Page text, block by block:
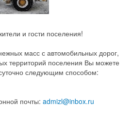
и гости поселения!
масс с автомобильных дорог,
территорий поселения Вы можете
следующим способом:
почты: admizl@inbox.ru